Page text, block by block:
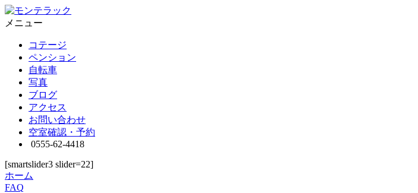
メニュー
コテージ
ペンション
自転車
写真
ブログ
アクセス
お問い合わせ
空室確認・予約
0555-62-4418
[smartslider3 slider=22]
ホーム
FAQ